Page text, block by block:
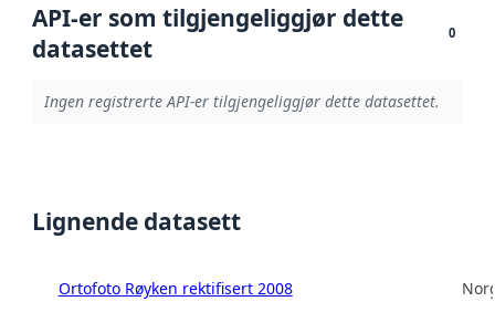
API-er som tilgjengeliggjør dette
datasettet
0
Ingen registrerte API-er tilgjengeliggjør dette datasettet.
Lignende datasett
Ortofoto Røyken rektifisert 2008